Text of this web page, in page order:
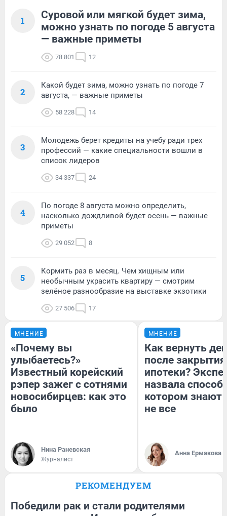
1
Суровой или мягкой будет зима,
можно узнать по погоде 5 августа
— важные приметы
78 801 12
2
Какой будет зима, можно узнать по погоде 7
августа, — важные приметы
58 228 14
3
Молодежь берет кредиты на учебу ради трех
профессий — какие специальности вошли в
список лидеров
34 337 24
4
По погоде 8 августа можно определить,
насколько дождливой будет осень — важные
приметы
29 052 8
5
Кормить раз в месяц. Чем хищным или
необычным украсить квартиру — смотрим
зелёное разнообразие на выставке экзотики
27 506 17
МНЕНИЕ
«Почему вы
улыбаетесь?»
Известный корейский
рэпер зажег с сотнями
новосибирцев: как это
было
Нина Раневская
Журналист
МНЕНИЕ
Как вернуть
после закрытия
ипотеки?
назвала
котором знают
не все
Анна Ермакова
РЕКОМЕНДУЕМ
Победили рак и стали родителями